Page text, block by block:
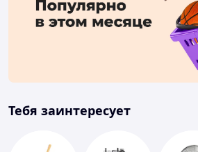
Тебя заинтересует